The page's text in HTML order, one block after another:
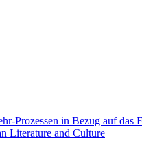
Prozessen in Bezug auf das
Literature and Culture